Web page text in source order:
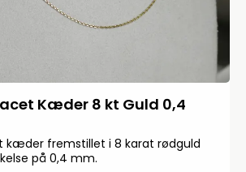
Kæder 8 kt Guld 0,4
kæder fremstillet i 8 karat rødguld
på 0,4 mm.